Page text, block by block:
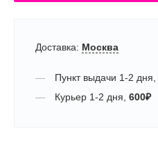
Доставка: Москва
Пункт выдачи 1-2 дня
Курьер 1-2 дня 600₽